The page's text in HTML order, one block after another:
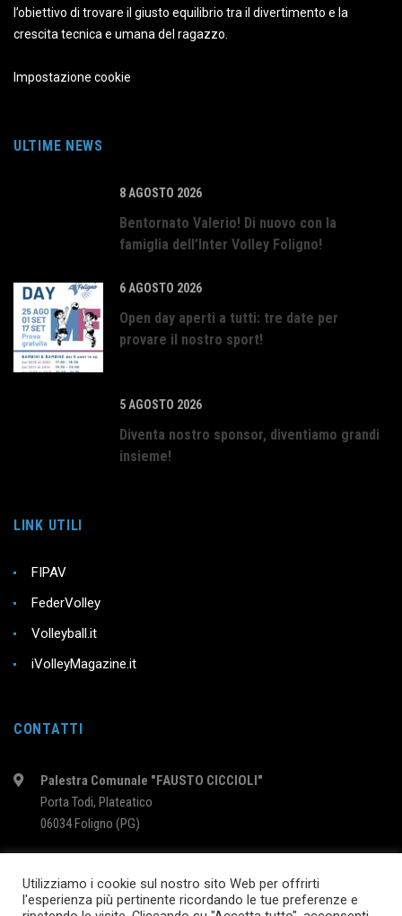
l’obiettivo di trovare il giusto equilibrio tra il divertimento e la
crescita tecnica e umana del ragazzo.
Impostazione cookie
ULTIME NEWS
8 AGOSTO 2026
Bentornato Valerio! Di nuovo con la
famiglia dell’Inter Volley Foligno!
6 AGOSTO 2026
Open day aperti a tutti: tre date per
provare il nostro sport!
5 AGOSTO 2026
Diventa nostro sponsor, diventiamo grandi
insieme!
LINK UTILI
FIPAV
FederVolley
Volleyball.it
iVolleyMagazine.it
CONTATTI
Palestra Comunale "FAUSTO CICCIOLI"
Porta Todi, Plateatico
06034 Foligno (PG)
Utilizziamo i cookie sul nostro sito Web per offrirti
l'esperienza più pertinente ricordando le tue preferenze e